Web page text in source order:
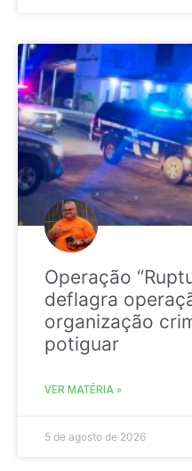
Operação
deflagra
organização
potiguar
VER MATÉRIA »
5 de agosto de 2026